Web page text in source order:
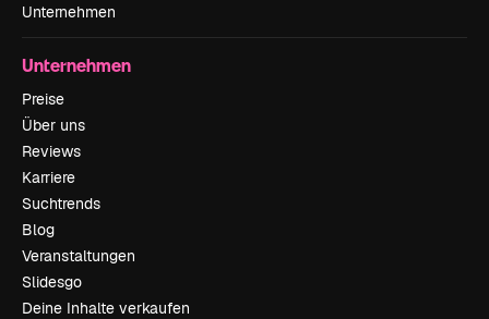
Unternehmen
Unternehmen
Preise
Über uns
Reviews
Karriere
Suchtrends
Blog
Veranstaltungen
Slidesgo
Deine Inhalte verkaufen